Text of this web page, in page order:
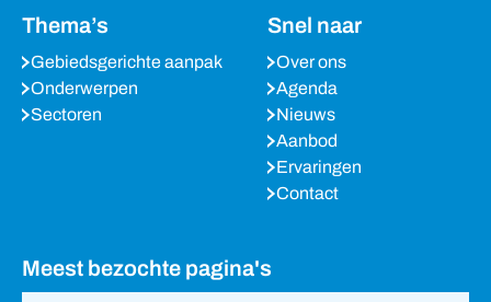
Thema’s
Gebiedsgerichte aanpak
Onderwerpen
Sectoren
Snel naar
Over ons
Agenda
Nieuws
Aanbod
Ervaringen
Contact
Meest bezochte pagina's